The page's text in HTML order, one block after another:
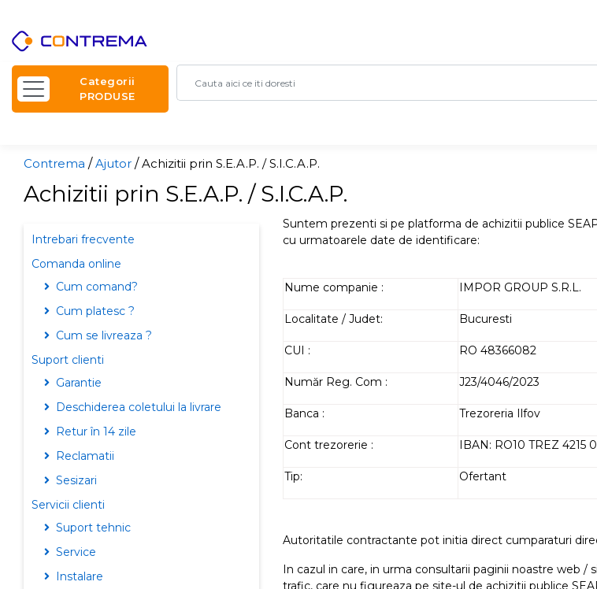
Categorii
PRODUSE
Contrema /Ajutor /Achizitii prin S.E.A.P. / S.I.C.A.P.
Achizitii prin S.E.A.P. / S.I.C.A.P.
Intrebari frecvente
Comanda online
Cum comand?
Cum platesc ?
Cum se livreaza ?
Suport clienti
Garantie
Deschiderea coletului la livrare
Retur în 14 zile
Reclamatii
Sesizari
Servicii clienti
Suport tehnic
Service
Instalare
Suntem prezenti si pe platforma de achizitii publice
cu urmatoarele date de identificare:
Nume companie : IMPOR GROUP S.R.L.
Localitate / Judet: Bucuresti
CUI : RO 48366082
Număr Reg. Com : J23/4046/2023
Banca : Trezoreria Ilfov
Cont trezorerie : IBAN: RO10 TREZ 4215
Tip: Ofertant
Autoritatile contractante pot initia direct cumparaturi
In cazul in care, in urma consultarii paginii noastre web /
trafic, care nu figureaza pe site-ul de achizitii publice